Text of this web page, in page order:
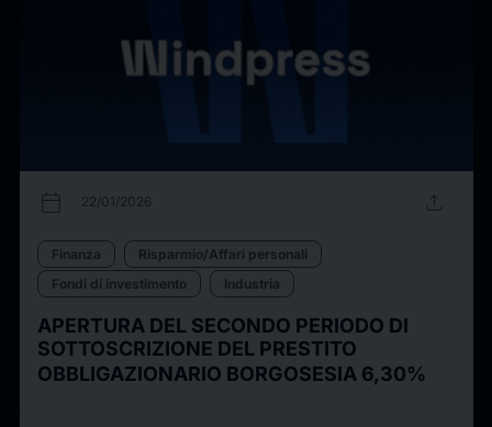
calendar_today 22/01/2026 upload
Finanza
Risparmio/Affari personali
Fondi di investimento
Industria
APERTURA DEL SECONDO PERIODO DI
SOTTOSCRIZIONE DEL PRESTITO
OBBLIGAZIONARIO BORGOSESIA 6,30%